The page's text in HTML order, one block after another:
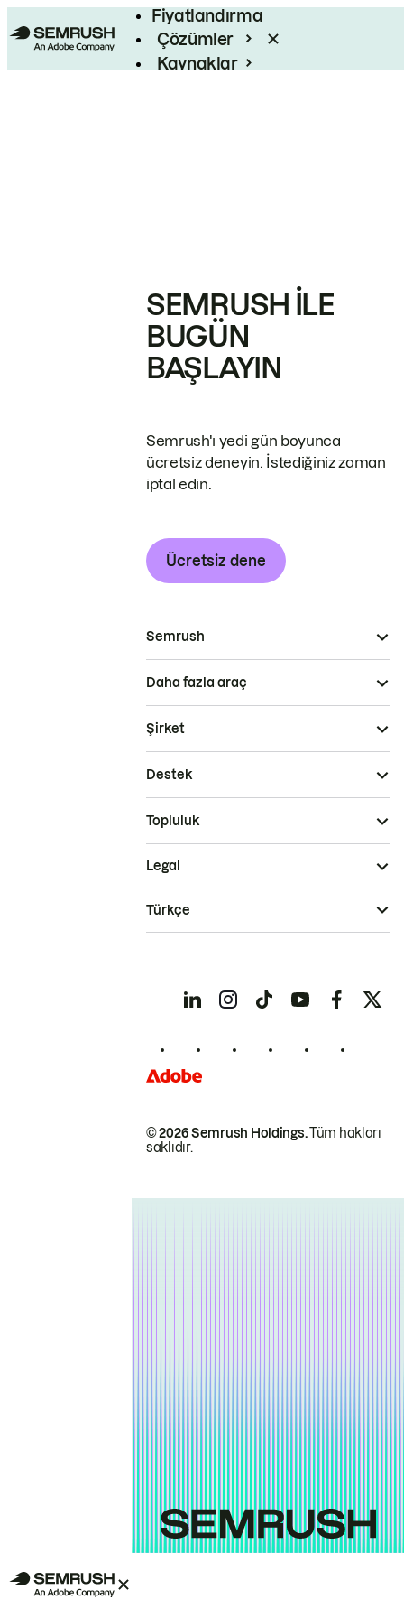
Fiyatlandırma
Çözümler
Kaynaklar
SEMRUSH ILE
BUGÜN
BAŞLAYIN
Semrush'ı yedi gün boyunca
ücretsiz deneyin. İstediğiniz zaman
iptal edin.
Ücretsiz dene
Semrush
Daha fazla araç
Şirket
Destek
Topluluk
© 2026 Semrush Holdings.Tüm hakları
saklıdır.
Legal
Türkçe